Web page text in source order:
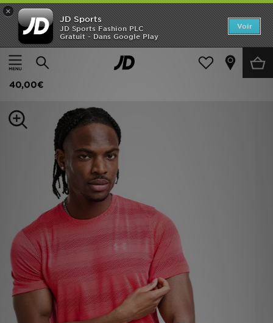
×
JD Sports
JD Sports Fashion PLC
Gratuit - Dans Google Play
Voir
Accueil
Homme Vêtements Homme T-shirts et Débardeurs
Under Armour Velociti T-Shirt
40,00€
Accueil
Nouveautés
Enfant
Collections
Football
Sports
PROMOS